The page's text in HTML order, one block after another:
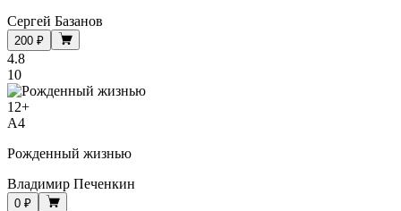
Сергей Базанов
200 ₽
4.8
10
12+
A4
Рожденный жизнью
Владимир Печенкин
0 ₽